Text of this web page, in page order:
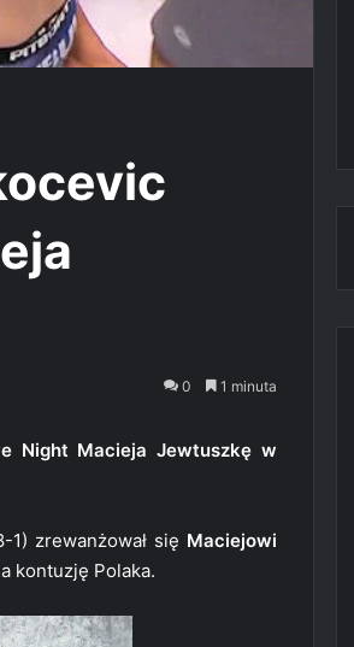
0 1 minuta
Night Macieja Jewtuszkę w
1) zrewanżował się Maciejowi
kontuzję Polaka.